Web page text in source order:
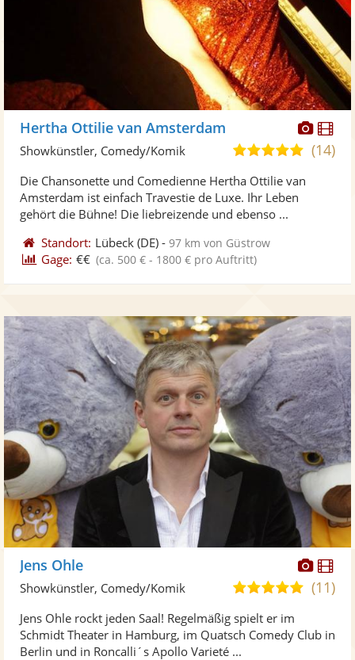
Hertha Ottilie van Amsterdam
5,0
5
(14)
Showkünstler, Comedy/Komik
Die Chansonette und Comedienne Hertha Ottilie van
Amsterdam ist einfach Travestie de Luxe. Ihr Leben
gehört die Bühne! Die liebreizende und ebenso ...
Standort: Lübeck (DE) -97 km von Güstrow
Gage: €€ (ca. 500 € - 1800 € pro Auftritt)
Jens Ohle
5,0
5
(11)
Showkünstler, Comedy/Komik
Jens Ohle rockt jeden Saal! Regelmäßig spielt er im
Schmidt Theater in Hamburg, im Quatsch Comedy Club in
Berlin und in Roncalli´s Apollo Varieté ...